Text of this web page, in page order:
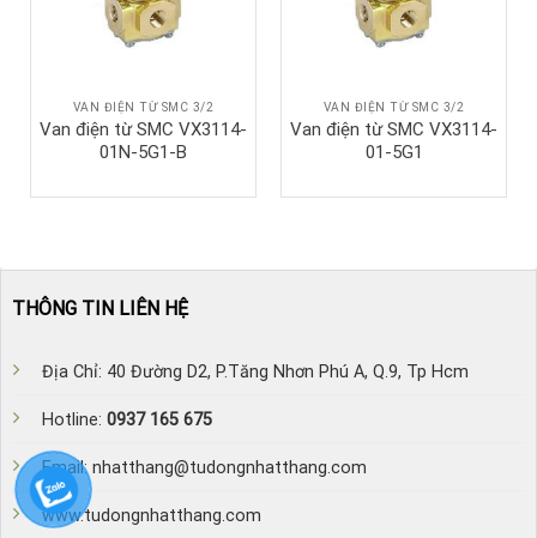
VAN ĐIỆN TỪ SMC 3/2
Van điện từ SMC VX3114-
01N-5G1-B
VAN ĐIỆN TỪ SMC 3/2
Van điện từ SMC VX3114-
01-5G1
THÔNG TIN LIÊN HỆ
Địa Chỉ: 40 Đường D2, P.Tăng Nhơn Phú A, Q.9, Tp Hcm
Hotline: 0937 165 675
Email: nhatthang@tudongnhatthang.com
www.tudongnhatthang.com